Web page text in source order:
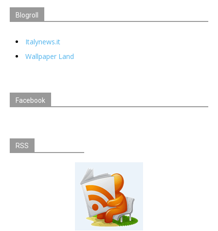
Blogroll
Italynews.it
Wallpaper Land
Facebook
RSS